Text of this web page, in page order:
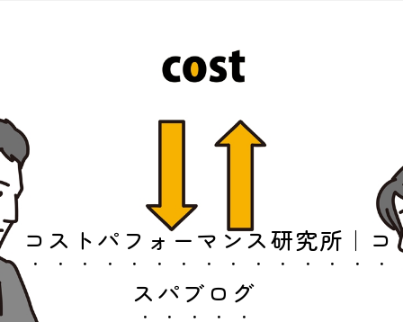
コストパフォーマンス研究所｜コ
スパブログ